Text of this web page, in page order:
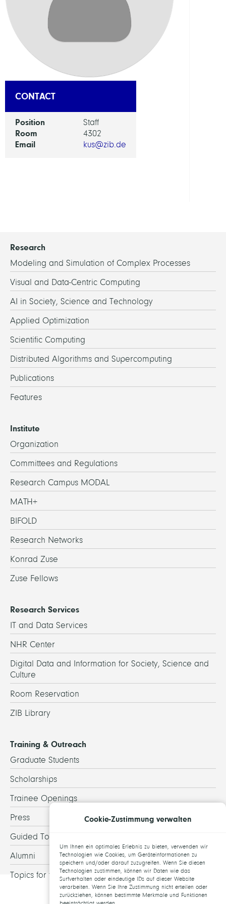
CONTACT
Position Staff
Room 4302
Email kus@zib.de
Research
Modeling and Simulation of Complex Processes
Visual and Data-Centric Computing
AI in Society, Science and Technology
Applied Optimization
Scientific Computing
Distributed Algorithms and Supercomputing
Publications
Features
Institute
Organization
Committees and Regulations
Research Campus MODAL
MATH+
BIFOLD
Research Networks
Konrad Zuse
Zuse Fellows
Research Services
IT and Data Services
NHR Center
Digital Data and Information for Society, Science and
Culture
Room Reservation
ZIB Library
Training & Outreach
Graduate Students
Scholarships
Trainee Openings
Press
Guided Tours
Alumni
Topics for theses
Cookie-Zustimmung verwalten
Um Ihnen ein optimales Erlebnis zu bieten, verwenden wir
Technologien wie Cookies, um Geräteinformationen zu
speichern und/oder darauf zuzugreifen. Wenn Sie diesen
Technologien zustimmen, können wir Daten wie das
Surfverhalten oder eindeutige IDs auf dieser Website
verarbeiten. Wenn Sie Ihre Zustimmung nicht erteilen oder
zurückziehen, können bestimmte Merkmale und Funktionen